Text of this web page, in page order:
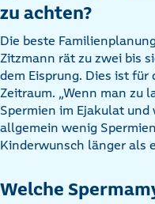
zu achten?
Die beste
Zitzmann rät zu zwei bis
dem Eisprung. Dies ist
Zeitraum. „Wenn man zu
Spermien im Ejakulat
allgemein wenig
Kinderwunsch länger als
Welche